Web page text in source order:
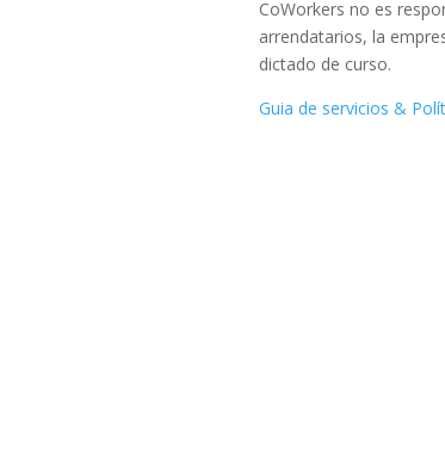
CoWorkers no es
arrendatarios, la
dictado de curso.
Guia de servicios &